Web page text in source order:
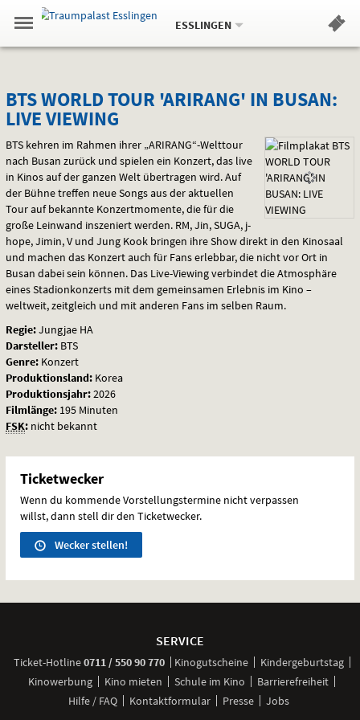
Springe
zum
,zum
.
Navigation
Gehe
zur
Standortauswahl
Standort:
ESSLINGEN.
Hinweis
BTS
WORLD
TOUR
'ARIRANG'
IN
BUSAN:
LIVE
VIEWING
BTS WORLD TOUR 'ARIRANG' IN BUSAN:
LIVE VIEWING
BTS kehren im Rahmen ihrer „ARIRANG“-Welttour
nach Busan zurück und spielen ein Konzert, das live
in Kinos auf der ganzen Welt übertragen wird. Auf
der Bühne treffen neue Songs aus der aktuellen
Tour auf bekannte Konzertmomente, die für die
große Leinwand inszeniert werden. RM, Jin,SUGA, j-
hope, Jimin, V und Jung Kook bringen ihre Show direkt in den Kinosaal
und machen das Konzert auch für Fans erlebbar, die nicht vor Ort in
Busan dabei sein können. Das Live-Viewing verbindet die Atmosphäre
eines Stadionkonzerts mit dem gemeinsamen Erlebnis im Kino –
weltweit, zeitgleich und mit anderen Fans im selben Raum.
Regie:Jungjae HA
Darsteller: BTS
Genre: Konzert
Produktionsland: Korea
Produktionsjahr:2026
Filmlänge: 195 Minuten
FSK: nicht bekannt
Ticketwecker
Wenn du kommende Vorstellungstermine nicht verpassen
willst, dann stell dir den Ticketwecker.
Wecker stellen!
SERVICE
Ticket-Hotline0711 / 550 90 770anrufen
Kinogutscheine
Kindergeburtstag
Kinowerbung
Kino mieten Schule im Kino
Barrierefreiheit
Hilfe / FAQ
Kontaktformular Presse Jobs